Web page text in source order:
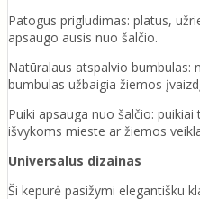
Patogus prigludimas: platus,
apsaugo ausis nuo šalčio.
Natūralaus atspalvio bumbulas:
bumbulas užbaigia žiemos
Puiki apsauga nuo šalčio:
išvykoms mieste ar žiemos
Universalus dizainas
Ši kepurė pasižymi elegantišku